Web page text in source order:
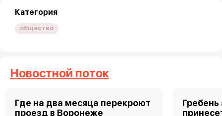
Категория
общество
Новостной поток
Где на два месяца перекроют
проезд в Воронеже